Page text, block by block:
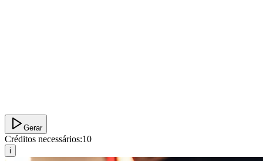
Gerar
Créditos necessários:10
i